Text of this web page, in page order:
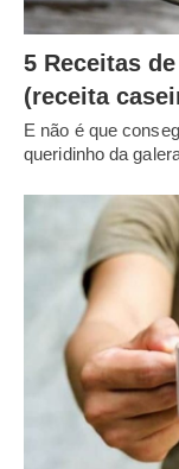
5 Receitas
(receita
E não é que
queridinho da